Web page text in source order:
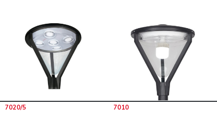
7020/5 7010